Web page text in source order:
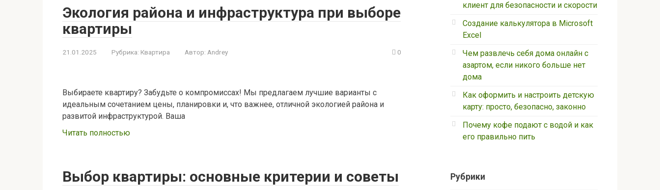
Экология района и инфраструктура при выборе
квартиры
21.01.2025 Рубрика: Квартира Автор: Andrey 0
Выбираете квартиру? Забудьте о компромиссах! Мы предлагаем лучшие варианты с
идеальным сочетанием цены, планировки и, что важнее, отличной экологией района и
развитой инфраструктурой. Ваша
Читать полностью
Выбор квартиры: основные критерии и советы
клиент для безопасности и скорости
Создание калькулятора в Microsoft
Excel
Чем развлечь себя дома онлайн с
азартом, если никого больше нет
дома
Как оформить и настроить детскую
карту: просто, безопасно, законно
Почему кофе подают с водой и как
его правильно пить
Рубрики